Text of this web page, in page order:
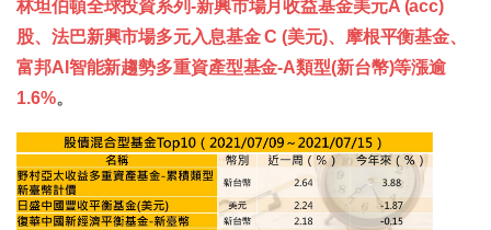
林坦伯頓全球投資系列-新興市場月收益基金美元A (acc)
股、法巴新興市場多元入息基金 C (美元)、摩根平衡基金、
富邦AI智能新趨勢多重資產型基金-A類型(新台幣)等漲逾
1.6%。